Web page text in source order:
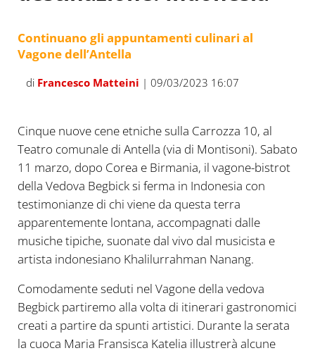
Continuano gli appuntamenti culinari al
Vagone dell’Antella
di Francesco Matteini | 09/03/2023 16:07
Cinque nuove cene etniche sulla Carrozza 10, al
Teatro comunale di Antella (via di Montisoni). Sabato
11 marzo, dopo Corea e Birmania, il vagone-bistrot
della Vedova Begbick si ferma in Indonesia con
testimonianze di chi viene da questa terra
apparentemente lontana, accompagnati dalle
musiche tipiche, suonate dal vivo dal musicista e
artista indonesiano Khalilurrahman Nanang.
Comodamente seduti nel Vagone della vedova
Begbick partiremo alla volta di itinerari gastronomici
creati a partire da spunti artistici. Durante la serata
la cuoca Maria Fransisca Katelia illustrerà alcune